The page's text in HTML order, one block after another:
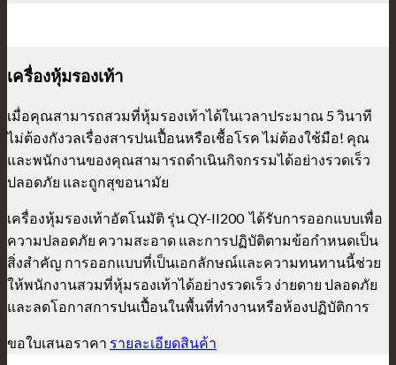
เครื่องหุ้มรองเท้า
เมื่อคุณสามารถสวมที่หุ้มรองเท้าได้ในเวลาประมาณ 5 วินาที
ไม่ต้องกังวลเรื่องสารปนเปื้อนหรือเชื้อโรค ไม่ต้องใช้มือ! คุณ
และพนักงานของคุณสามารถดำเนินกิจกรรมได้อย่างรวดเร็ว
ปลอดภัย และถูกสุขอนามัย
เครื่องหุ้มรองเท้าอัตโนมัติ รุ่น QY-II200 ได้รับการออกแบบเพื่อ
ความปลอดภัย ความสะอาด และการปฏิบัติตามข้อกำหนดเป็น
สิ่งสำคัญ การออกแบบที่เป็นเอกลักษณ์และความทนทานนี้ช่วย
ให้พนักงานสวมที่หุ้มรองเท้าได้อย่างรวดเร็ว ง่ายดาย ปลอดภัย
และลดโอกาสการปนเปื้อนในพื้นที่ทำงานหรือห้องปฏิบัติการ
ขอใบเสนอราคา รายละเอียดสินค้า